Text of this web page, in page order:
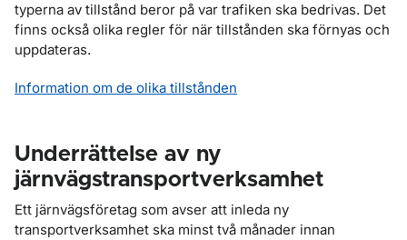
typerna av tillstånd beror på var trafiken ska bedrivas. Det
finns också olika regler för när tillstånden ska förnyas och
uppdateras.
Information om de olika tillstånden
Underrättelse av ny
järnvägstransportverksamhet
Ett järnvägsföretag som avser att inleda ny
transportverksamhet ska minst två månader innan